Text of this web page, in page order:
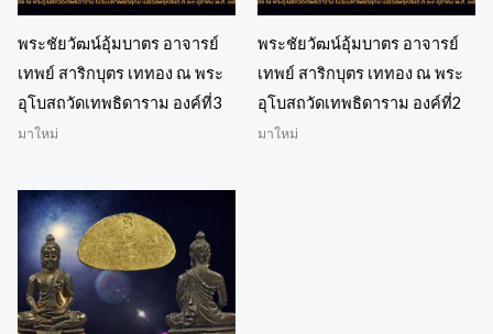
พระชัยวัฒน์อุ้มบาตร อาจารย์
เทพย์ สาริกบุตร เททอง ณ พระ
อุโบสถวัดเทพธิดาราม องค์ที่3
มาใหม่
พระชัยวัฒน์อุ้มบาตร อาจารย์
เทพย์ สาริกบุตร เททอง ณ พระ
อุโบสถวัดเทพธิดาราม องค์ที่2
มาใหม่